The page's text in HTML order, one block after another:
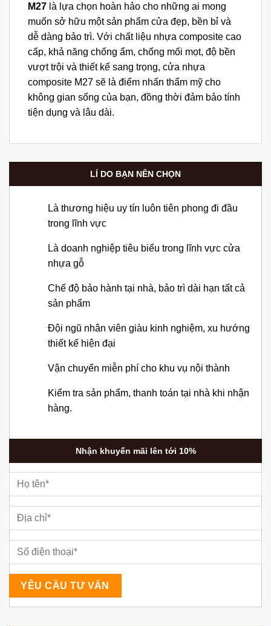
M27 là lựa chọn hoàn hảo cho những ai mong
muốn sở hữu một sản phẩm cửa đẹp, bền bỉ và
dễ dàng bảo trì. Với chất liệu nhựa composite cao
cấp, khả năng chống ẩm, chống mối mọt, độ bền
vượt trội và thiết kế sang trọng, cửa nhựa
composite M27 sẽ là điểm nhấn thẩm mỹ cho
không gian sống của bạn, đồng thời đảm bảo tính
tiện dụng và lâu dài.
LÍ DO BẠN NÊN CHỌN
Là thương hiệu uy tín luôn tiên phong đi đầu
trong lĩnh vực
Là doanh nghiệp tiêu biểu trong lĩnh vực cửa
nhựa gỗ
Chế độ bảo hành tại nhà, bảo trì dài hạn tất cả
sản phẩm
Đội ngũ nhân viên giàu kinh nghiệm, xu hướng
thiết kế hiện đại
Vận chuyển miễn phí cho khu vụ nội thành
Kiểm tra sản phẩm, thanh toán tại nhà khi nhận
hàng.
Nhận khuyến mãi lên tới 10%